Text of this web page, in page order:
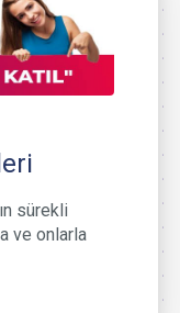
sürekli
ve onlarla